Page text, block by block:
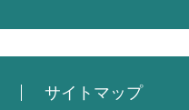
サイトマップ